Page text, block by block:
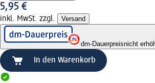
5,95 €
inkl. MwSt. zzgl. Versand
dm-Dauerpreisnicht
In den Warenkorb